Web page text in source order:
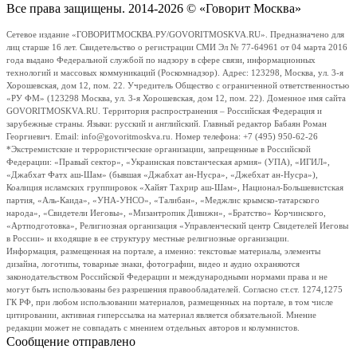
Все права защищены. 2014-2026 © «Говорит Москва»
Сетевое издание «ГОВОРИТМОСКВА.РУ/GOVORITMOSKVA.RU». Предназначено для
лиц старше 16 лет. Свидетельство о регистрации СМИ Эл № 77-64961 от 04 марта 2016
года выдано Федеральной службой по надзору в сфере связи, информационных
технологий и массовых коммуникаций (Роскомнадзор). Адрес: 123298, Москва, ул. 3-я
Хорошевская, дом 12, пом. 22. Учредитель Общество с ограниченной ответственностью
«РУ ФМ» (123298 Москва, ул. 3-я Хорошевская, дом 12, пом. 22). Доменное имя сайта
GOVORITMOSKVA.RU. Территория распространения – Российская Федерация и
зарубежные страны. Языки: русский и английский. Главный редактор Бабаян Роман
Георгиевич. Email: info@govoritmoskva.ru. Номер телефона: +7 (495) 950-62-26
*Экстремистские и террористические организации, запрещенные в Российской
Федерации: «Правый сектор», «Украинская повстанческая армия» (УПА), «ИГИЛ»,
«Джабхат Фатх аш-Шам» (бывшая «Джабхат ан-Нусра», «Джебхат ан-Нусра»),
Коалиция исламских группировок «Хайят Тахрир аш-Шам», Национал-Большевистская
партия, «Аль-Каида», «УНА-УНСО», «Талибан», «Меджлис крымско-татарского
народа», «Свидетели Иеговы», «Мизантропик Дивижн», «Братство» Корчинского,
«Артподготовка», Религиозная организация «Управленческий центр Свидетелей Иеговы
в России» и входящие в ее структуру местные религиозные организации.
Информация, размещенная на портале, а именно: текстовые материалы, элементы
дизайна, логотипы, товарные знаки, фотографии, видео и аудио охраняются
законодательством Российской Федерации и международными нормами права и не
могут быть использованы без разрешения правообладателей. Согласно ст.ст. 1274,1275
ГК РФ, при любом использовании материалов, размещенных на портале, в том числе
цитировании, активная гиперссылка на материал является обязательной. Мнение
редакции может не совпадать с мнением отдельных авторов и колумнистов.
Сообщение отправлено